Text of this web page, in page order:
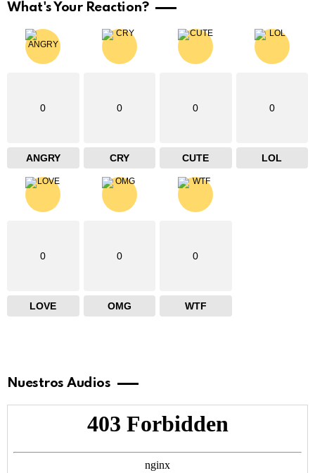
What's Your Reaction?
0
ANGRY
0
CRY
0
CUTE
0
LOL
0
LOVE
0
OMG
0
WTF
Nuestros Audios